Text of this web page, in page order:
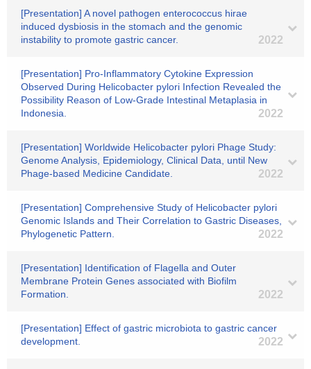
[Presentation] A novel pathogen enterococcus hirae
induced dysbiosis in the stomach and the genomic
instability to promote gastric cancer.
2022
[Presentation] Pro-Inflammatory Cytokine Expression
Observed During Helicobacter pylori Infection Revealed the
Possibility Reason of Low-Grade Intestinal Metaplasia in
Indonesia.
2022
[Presentation] Worldwide Helicobacter pylori Phage Study:
Genome Analysis, Epidemiology, Clinical Data, until New
Phage-based Medicine Candidate.
2022
[Presentation] Comprehensive Study of Helicobacter pylori
Genomic Islands and Their Correlation to Gastric Diseases,
Phylogenetic Pattern.
2022
[Presentation] Identification of Flagella and Outer
Membrane Protein Genes associated with Biofilm
Formation.
2022
[Presentation] Effect of gastric microbiota to gastric cancer
development.
2022